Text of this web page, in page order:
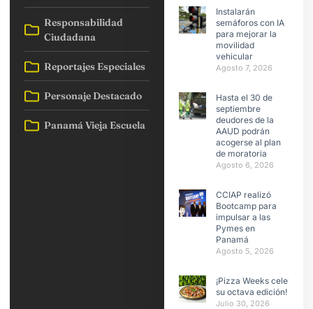
Responsabilidad
Ciudadana
Reportajes Especiales
Personaje Destacado
Panamá Vieja Escuela
Instalarán
semáforos con IA
para mejorar la
movilidad
vehicular
Agosto 7, 2026
Hasta el 30 de
septiembre
deudores de la
AAUD podrán
acogerse al plan
de moratoria
Agosto 6, 2026
CCIAP realizó
Bootcamp para
impulsar a las
Pymes en
Panamá
Agosto 5, 2026
¡Pizza Weeks celebra
su octava edición!
Julio 30, 2026